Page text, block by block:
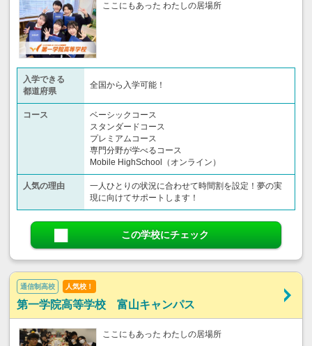
ここにもあった わたしの居場所
入学できる
都道府県
全国から入学可能！
コース
ベーシックコース
スタンダードコース
プレミアムコース
専門分野が学べるコース
Mobile HighSchool（オンライン）
人気の理由
一人ひとりの状況に合わせて時間割を設定！夢の実
現に向けてサポートします！
この学校にチェック
通信制高校 人気校！
第一学院高等学校 富山キャンパス
ここにもあった わたしの居場所